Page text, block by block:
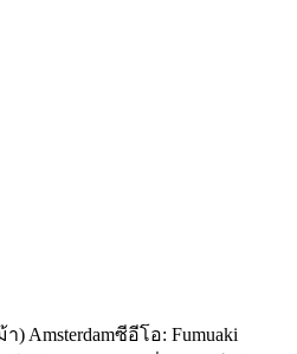
) Amsterdamซีอีโอ: Fumuaki